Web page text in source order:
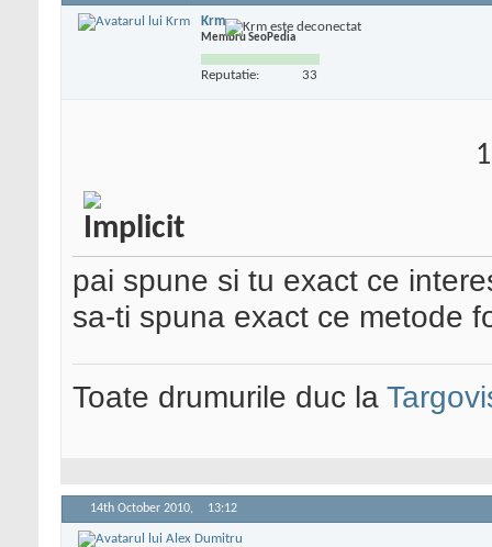
Krm
Membru SeoPedia
Reputatie: 33
pai spune si tu exact ce
sa-ti spuna exact ce metode
Toate drumurile duc la
14th October 2010, 13:12